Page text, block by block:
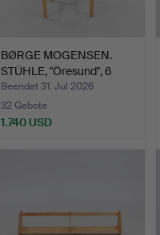
BØRGE MOGENSEN.
STÜHLE, "Öresund", 6
Stück…
Beendet 31. Jul 2026
32 Gebote
1.740 USD